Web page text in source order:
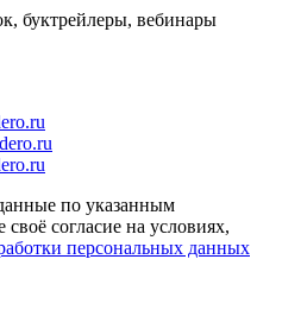
буктрейлеры, вебинары
по указанным
согласие на условиях,
персональных данных